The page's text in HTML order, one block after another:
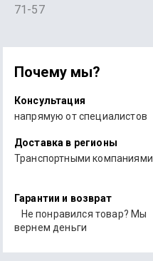
71-57
Почему мы?
Консультация
напрямую от специалистов
Доставка в регионы
Транспортными компаниями
Гарантии и возврат
Не понравился товар? Мы
вернем деньги